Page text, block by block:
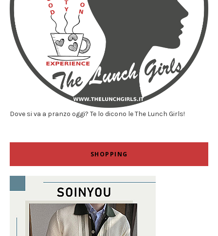
Dove si va a pranzo oggi? Te lo dicono le The Lunch Girls!
SHOPPING